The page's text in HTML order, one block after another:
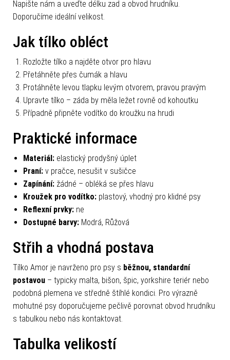
Napište nám a uveďte délku zad a obvod hrudníku.
Doporučíme ideální velikost.
Jak tílko obléct
Rozložte tílko a najděte otvor pro hlavu
Přetáhněte přes čumák a hlavu
Protáhněte levou tlapku levým otvorem, pravou pravým
Upravte tílko – záda by měla ležet rovně od kohoutku
Případně připněte vodítko do kroužku na hrudi
Praktické informace
Materiál: elastický prodyšný úplet
Praní: v pračce, nesušit v sušičce
Zapínání: žádné – obléká se přes hlavu
Kroužek pro vodítko: plastový, vhodný pro klidné psy
Reflexní prvky: ne
Dostupné barvy: Modrá, Růžová
Střih a vhodná postava
Tílko Amor je navrženo pro psy s běžnou, standardní
postavou – typicky malta, bišon, špic, yorkshire teriér nebo
podobná plemena ve středně štíhlé kondici. Pro výrazně
mohutné psy doporučujeme pečlivě porovnat obvod hrudníku
s tabulkou nebo nás kontaktovat.
Tabulka velikostí